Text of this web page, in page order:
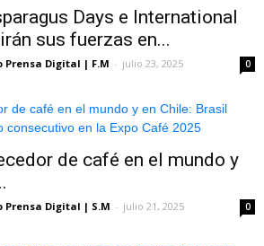
Days e International
sus fuerzas en...
Prensa Digital | F.M - julio 23, 2025 0
de café en el mundo y
Prensa Digital | S.M - julio 21, 2025 0